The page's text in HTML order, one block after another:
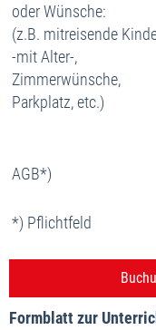
oder Wünsche:
(z.B. mitreisende
-mit Alter-,
Zimmerwünsche,
Parkplatz, etc.)
AGB*)
*) Pflichtfeld
Formblatt zur